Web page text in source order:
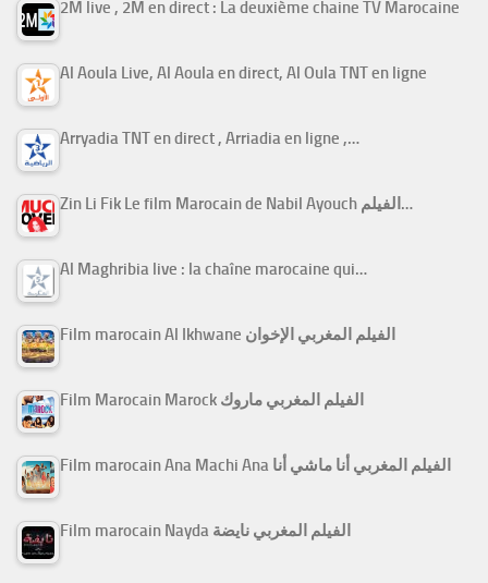
2M live , 2M en direct : La deuxième chaine TV Marocaine
Al Aoula Live, Al Aoula en direct, Al Oula TNT en ligne
Arryadia TNT en direct , Arriadia en ligne ,…
Zin Li Fik Le film Marocain de Nabil Ayouch الفيلم…
Al Maghribia live : la chaîne marocaine qui…
Film marocain Al Ikhwane الفيلم المغربي الإخوان
Film Marocain Marock الفيلم المغربي ماروك
Film marocain Ana Machi Ana الفيلم المغربي أنا ماشي أنا
Film marocain Nayda الفيلم المغربي نايضة